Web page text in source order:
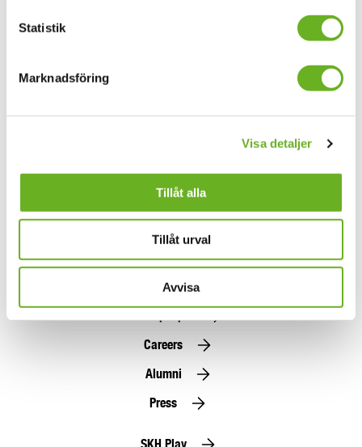
Statistik
Marknadsföring
Visa detaljer
Tillåt alla
Tillåt urval
Avvisa
Subscribe here
Careers
Alumni
Press